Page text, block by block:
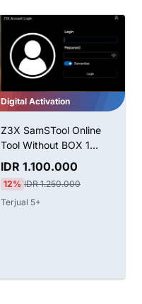
Digital Activation
Z3X SamSTool Online
Tool Without BOX 1
Tahun Aktivasi
IDR 1.100.000
12% IDR 1.250.000
Terjual 5+